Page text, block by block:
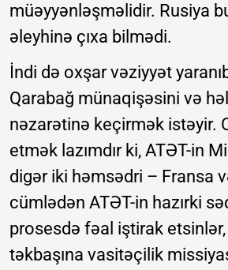
müəyyənləşməlidir. Rusiya
əleyhinə çıxa bilmədi.
İndi də oxşar vəziyyət
Qarabağ münaqişəsini və
nəzarətinə keçirmək istəyir.
etmək lazımdır ki, ATƏT-in
digər iki həmsədri – Fransa
cümlədən ATƏT-in hazırki
prosesdə fəal iştirak etsinlər,
təkbaşına vasitəçilik